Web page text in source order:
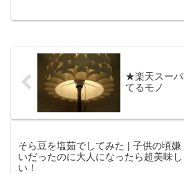
★楽天スーパ
てるモノ
そら豆を塩茹でしてみた | 子供の頃嫌
いだったのに大人になったら超美味し
い！